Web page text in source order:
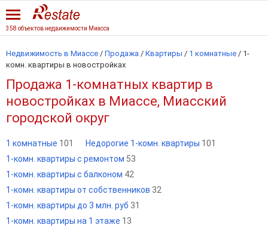
358 объектов недвижимости Миасса
Недвижимость в Миассе / Продажа / Квартиры / 1 комнатные / 1-
комн. квартиры в новостройках
Продажа 1-комнатных квартир в
новостройках в Миассе, Миасский
городской округ
1 комнатные 101 Недорогие 1-комн. квартиры 101
1-комн. квартиры с ремонтом 53
1-комн. квартиры с балконом 42
1-комн. квартиры от собственников 32
1-комн. квартиры до 3 млн. руб 31
1-комн. квартиры на 1 этаже 13